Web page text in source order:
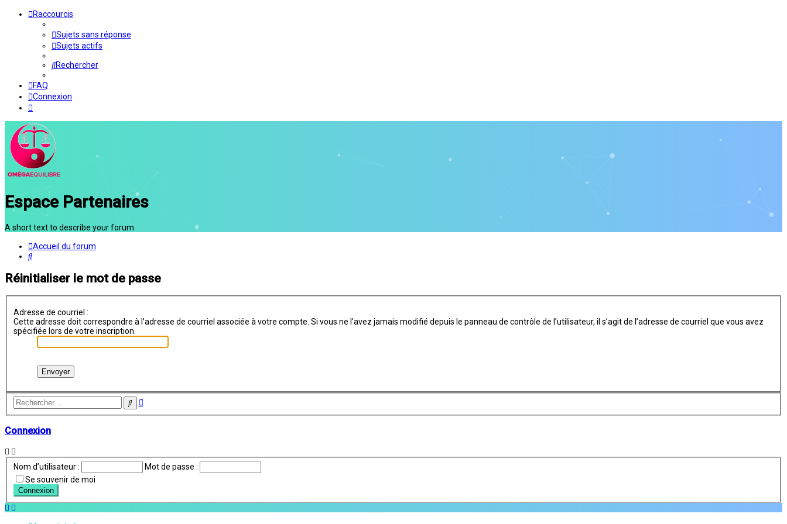
Raccourcis
Sujets sans réponse
Sujets actifs
Rechercher
FAQ
Connexion
Espace Partenaires
A short text to describe your forum
Accueil du forum
Rechercher
Réinitialiser le mot de passe
Adresse de courriel :
Cette adresse doit correspondre à l’adresse de courriel associée à votre compte. Si vous ne l’avez jamais modifié depuis le panneau de contrôle de l’utilisateur, il s’agit de l’adresse de courriel que vous avez
spécifiée lors de votre inscription.
Rechercher
Recherche
Connexion
Nom d’utilisateur :
Mot de passe :
Se souvenir de moi